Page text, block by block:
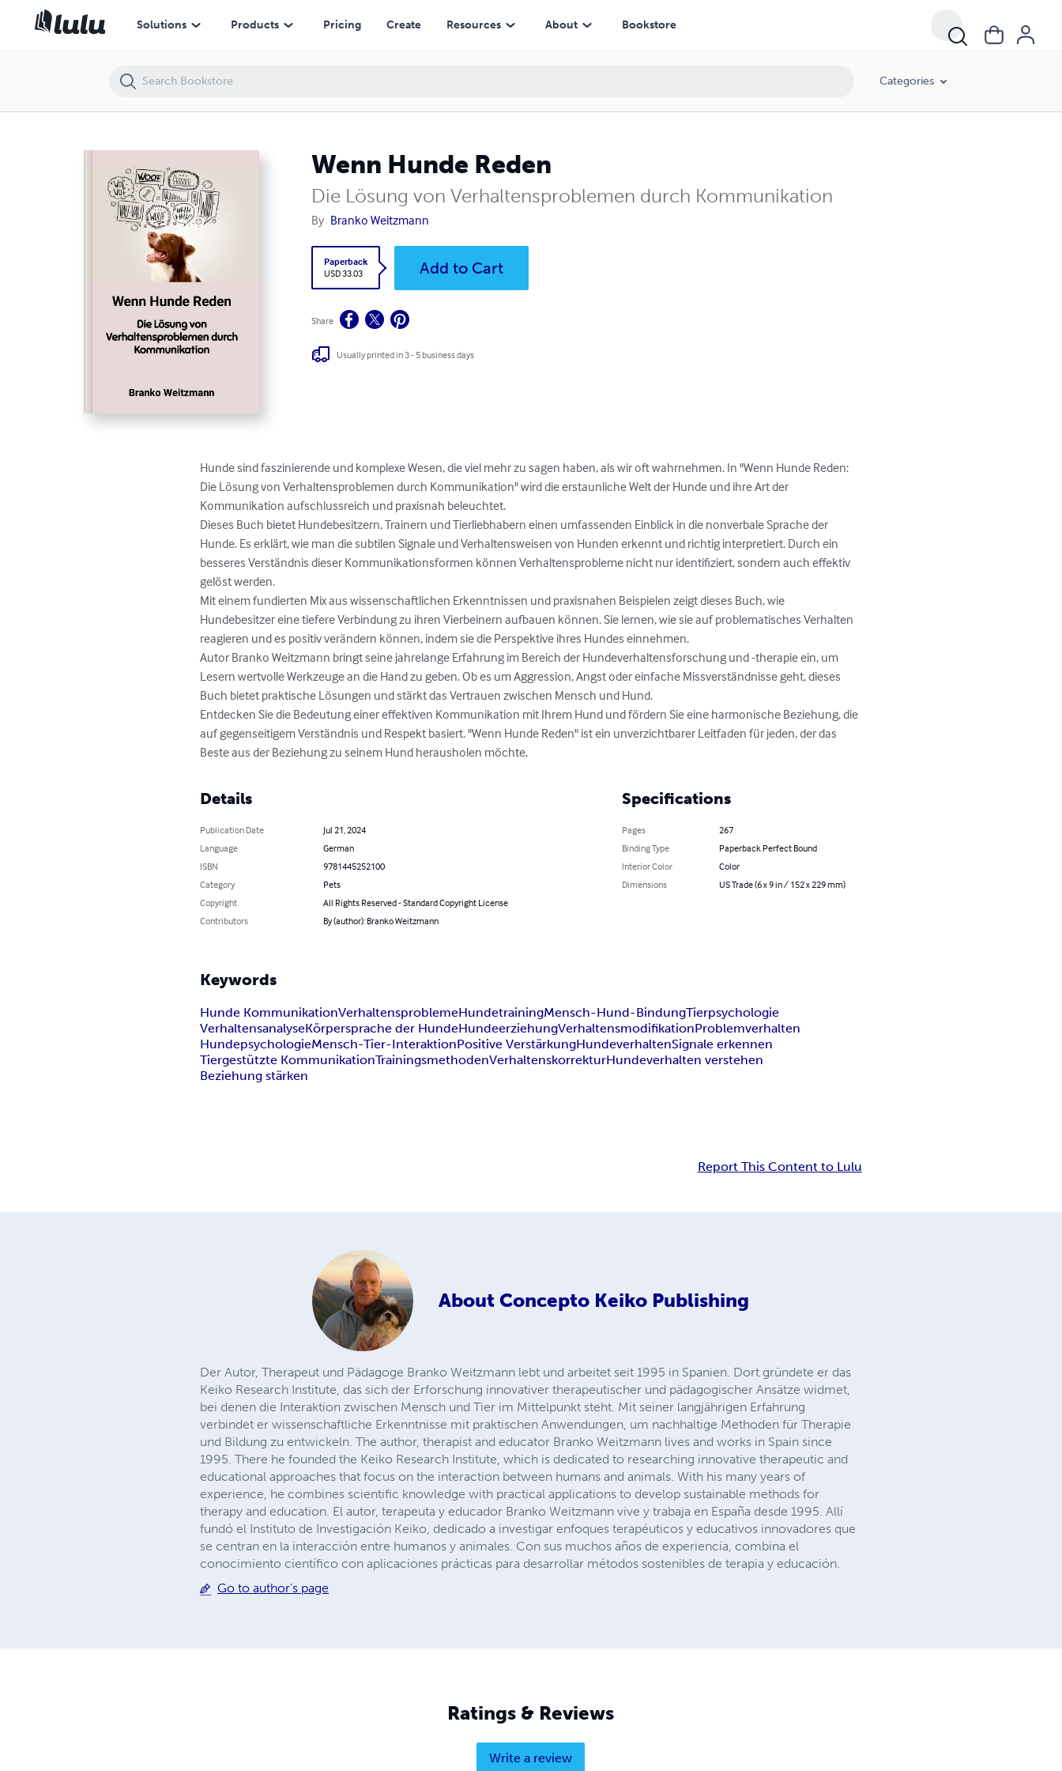
Solutions Products Pricing Create Resources About Bookstore
Categories
Wenn Hunde Reden
Die Lösung von Verhaltensproblemen durch Kommunikation
By Branko Weitzmann
Paperback
USD 33.03
Add to Cart
Share
Usually printed in 3 - 5 business days
Hunde sind faszinierende und komplexe Wesen, die viel mehr zu sagen haben, als wir oft wahrnehmen. In "Wenn Hunde Reden:
Die Lösung von Verhaltensproblemen durch Kommunikation" wird die erstaunliche Welt der Hunde und ihre Art der
Kommunikation aufschlussreich und praxisnah beleuchtet.
Dieses Buch bietet Hundebesitzern, Trainern und Tierliebhabern einen umfassenden Einblick in die nonverbale Sprache der
Hunde. Es erklärt, wie man die subtilen Signale und Verhaltensweisen von Hunden erkennt und richtig interpretiert. Durch ein
besseres Verständnis dieser Kommunikationsformen können Verhaltensprobleme nicht nur identifiziert, sondern auch effektiv
gelöst werden.
Mit einem fundierten Mix aus wissenschaftlichen Erkenntnissen und praxisnahen Beispielen zeigt dieses Buch, wie
Hundebesitzer eine tiefere Verbindung zu ihren Vierbeinern aufbauen können. Sie lernen, wie sie auf problematisches Verhalten
reagieren und es positiv verändern können, indem sie die Perspektive ihres Hundes einnehmen.
Autor Branko Weitzmann bringt seine jahrelange Erfahrung im Bereich der Hundeverhaltensforschung und -therapie ein, um
Lesern wertvolle Werkzeuge an die Hand zu geben. Ob es um Aggression, Angst oder einfache Missverständnisse geht, dieses
Buch bietet praktische Lösungen und stärkt das Vertrauen zwischen Mensch und Hund.
Entdecken Sie die Bedeutung einer effektiven Kommunikation mit Ihrem Hund und fördern Sie eine harmonische Beziehung, die
auf gegenseitigem Verständnis und Respekt basiert. "Wenn Hunde Reden" ist ein unverzichtbarer Leitfaden für jeden, der das
Beste aus der Beziehung zu seinem Hund herausholen möchte.
Details
Publication Date
Jul 21, 2024
Language
German
ISBN
9781445252100
Category
Pets
Copyright
All Rights Reserved - Standard Copyright License
Contributors
By (author): Branko Weitzmann
Specifications
Pages
267
Binding Type
Paperback Perfect Bound
Interior Color
Color
Dimensions
US Trade (6 x 9 in / 152 x 229 mm)
Keywords
Hunde KommunikationVerhaltensproblemeHundetrainingMensch-Hund-BindungTierpsychologie
VerhaltensanalyseKörpersprache der HundeHundeerziehungVerhaltensmodifikationProblemverhalten
HundepsychologieMensch-Tier-InteraktionPositive VerstärkungHundeverhaltenSignale erkennen
Tiergestützte KommunikationTrainingsmethodenVerhaltenskorrekturHundeverhalten verstehen
Beziehung stärken
Report This Content to Lulu
About Concepto Keiko Publishing
Der Autor, Therapeut und Pädagoge Branko Weitzmann lebt und arbeitet seit 1995 in Spanien. Dort gründete er das
Keiko Research Institute, das sich der Erforschung innovativer therapeutischer und pädagogischer Ansätze widmet,
bei denen die Interaktion zwischen Mensch und Tier im Mittelpunkt steht. Mit seiner langjährigen Erfahrung
verbindet er wissenschaftliche Erkenntnisse mit praktischen Anwendungen, um nachhaltige Methoden für Therapie
und Bildung zu entwickeln. The author, therapist and educator Branko Weitzmann lives and works in Spain since
1995. There he founded the Keiko Research Institute, which is dedicated to researching innovative therapeutic and
educational approaches that focus on the interaction between humans and animals. With his many years of
experience, he combines scientific knowledge with practical applications to develop sustainable methods for
therapy and education. El autor, terapeuta y educador Branko Weitzmann vive y trabaja en España desde 1995. Allí
fundó el Instituto de Investigación Keiko, dedicado a investigar enfoques terapéuticos y educativos innovadores que
se centran en la interacción entre humanos y animales. Con sus muchos años de experiencia, combina el
conocimiento científico con aplicaciones prácticas para desarrollar métodos sostenibles de terapia y educación.
Go to author's page
Ratings & Reviews
Write a review
Wenn Hunde Reden